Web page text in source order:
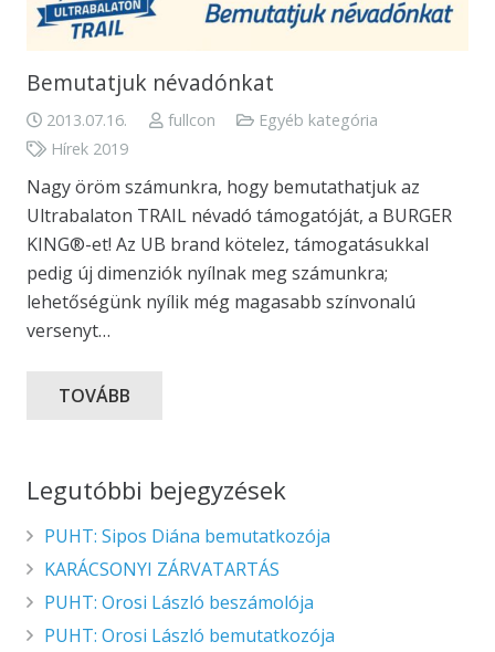
Bemutatjuk névadónkat
2013.07.16. fullcon
Egyéb kategória
Hírek 2019
Nagy öröm számunkra, hogy bemutathatjuk az
Ultrabalaton TRAIL névadó támogatóját, a BURGER
KING®-et! Az UB brand kötelez, támogatásukkal
pedig új dimenziók nyílnak meg számunkra;
lehetőségünk nyílik még magasabb színvonalú
versenyt…
TOVÁBB
Legutóbbi bejegyzések
PUHT: Sipos Diána bemutatkozója
KARÁCSONYI ZÁRVATARTÁS
PUHT: Orosi László beszámolója
PUHT: Orosi László bemutatkozója